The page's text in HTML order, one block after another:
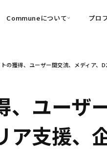
Communeについて
可視化
・Commune Voice
信頼を醸成する信頼起点経営基盤
・Commune CRM（旧：
SuccessHub）
プロ
の獲得、ユーザー間交流、メディア
ユーザ
ア支援、